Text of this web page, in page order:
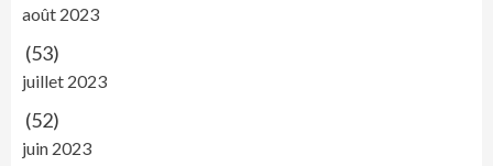
août 2023
(53)
juillet 2023
(52)
juin 2023